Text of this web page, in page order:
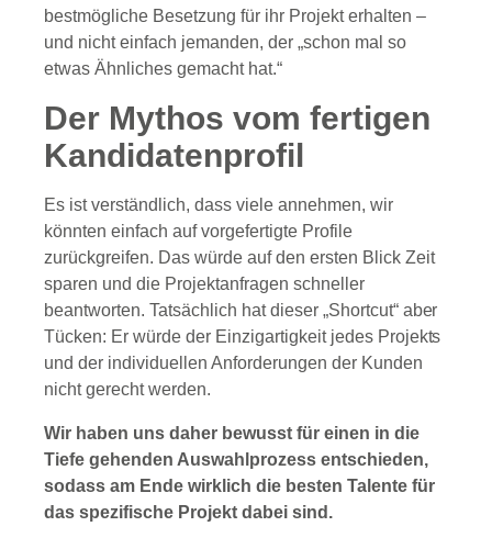
bestmögliche Besetzung für ihr Projekt erhalten –
und nicht einfach jemanden, der „schon mal so
etwas Ähnliches gemacht hat.“
Der Mythos vom fertigen
Kandidatenprofil
Es ist verständlich, dass viele annehmen, wir
könnten einfach auf vorgefertigte Profile
zurückgreifen. Das würde auf den ersten Blick Zeit
sparen und die Projektanfragen schneller
beantworten. Tatsächlich hat dieser „Shortcut“ aber
Tücken: Er würde der Einzigartigkeit jedes Projekts
und der individuellen Anforderungen der Kunden
nicht gerecht werden.
Wir haben uns daher bewusst für einen in die
Tiefe gehenden Auswahlprozess entschieden,
sodass am Ende wirklich die besten Talente für
das spezifische Projekt dabei sind.